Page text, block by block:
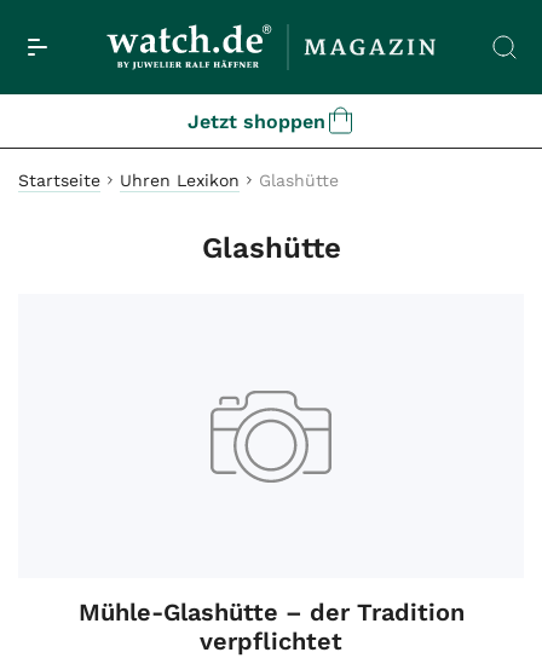
Jetzt shoppen
Startseite Uhren Lexikon Glashütte
Glashütte
Mühle-Glashütte – der Tradition
verpflichtet